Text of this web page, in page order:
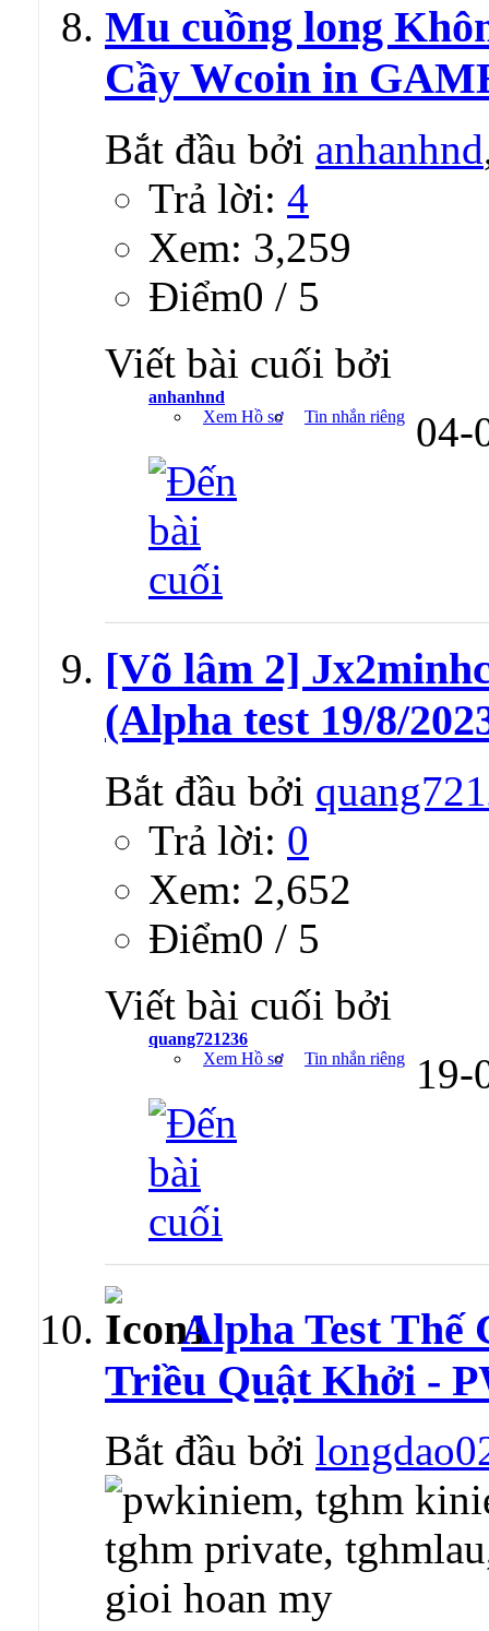
Mu cuồng long
Cầy Wcoin in
Bắt đầu bởi anhanhnd
Trả lời: 4
Xem: 3,259
Ðiểm0 / 5
Viết bài cuối bởi
anhanhnd
Xem Hồ sơ
Tin nhắn riêng 04-
[Võ lâm 2]
(Alpha test 19/8/
Bắt đầu bởi
Trả lời: 0
Xem: 2,652
Ðiểm0 / 5
Viết bài cuối bởi
quang721236
Xem Hồ sơ
Tin nhắn riêng
Alpha Test Thế
Triều Quật Khởi -
Bắt đầu bởi